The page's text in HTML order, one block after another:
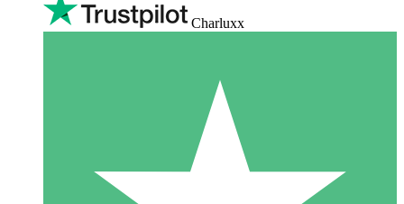
Charluxx